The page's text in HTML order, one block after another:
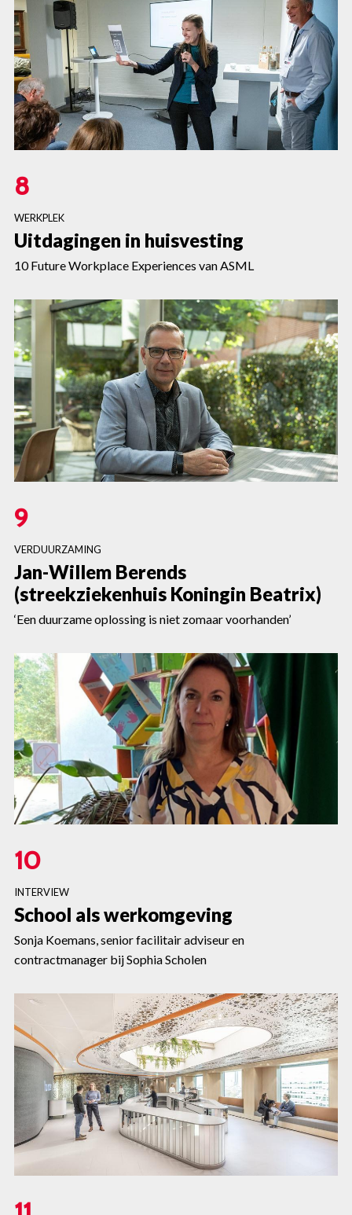
8
WERKPLEK
Uitdagingen in huisvesting
10 Future Workplace Experiences van ASML
9
VERDUURZAMING
Jan-Willem Berends
(streekziekenhuis Koningin Beatrix)
‘Een duurzame oplossing is niet zomaar voorhanden’
10
INTERVIEW
School als werkomgeving
Sonja Koemans, senior facilitair adviseur en
contractmanager bij Sophia Scholen